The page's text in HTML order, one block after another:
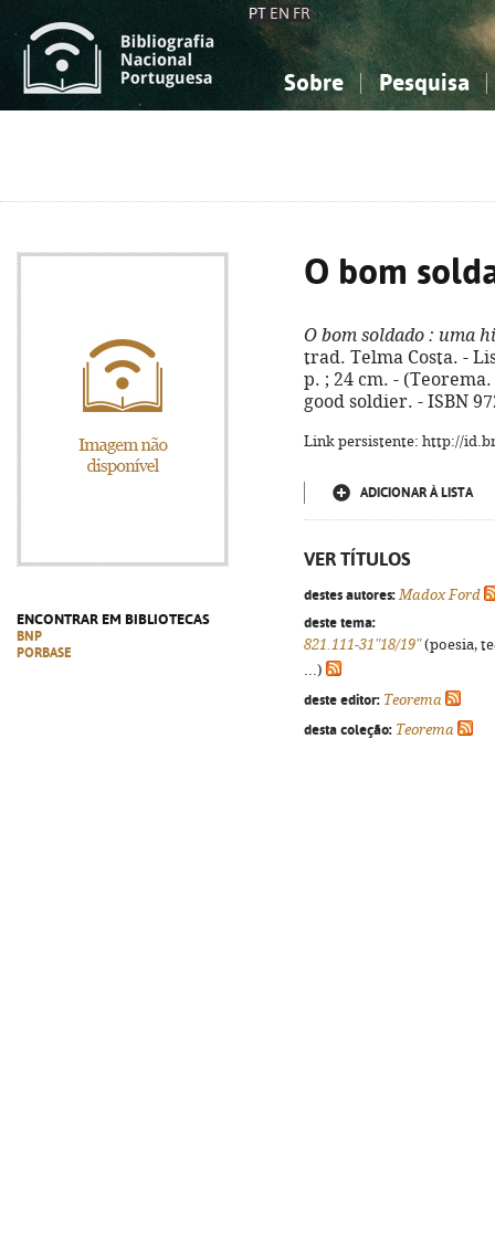
PT EN FR
Sobre Pesquisa
ENCONTRAR EM BIBLIOTECAS
BNP
PORBASE
O bom
O bom soldado : uma
trad. Telma Costa. -
p. ; 24 cm. -
good soldier. - ISBN
Link persistente: http://
ADICIONAR À LISTA
VER TÍTULOS
destes autores: Madox Ford
deste tema:
821.111-31"18/19"(poesia,
...)
deste editor: Teorema
desta coleção: Teorema